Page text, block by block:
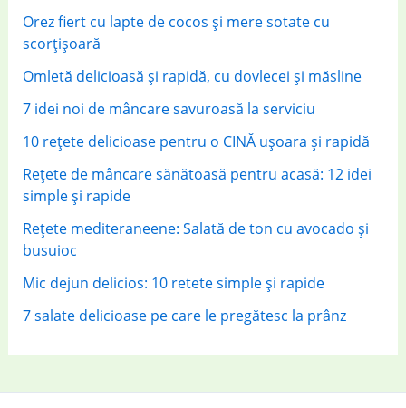
Orez fiert cu lapte de cocos și mere sotate cu
scorțișoară
Omletă delicioasă și rapidă, cu dovlecei și măsline
7 idei noi de mâncare savuroasă la serviciu
10 rețete delicioase pentru o CINĂ ușoara și rapidă
Rețete de mâncare sănătoasă pentru acasă: 12 idei
simple și rapide
Rețete mediteraneene: Salată de ton cu avocado și
busuioc
Mic dejun delicios: 10 retete simple și rapide
7 salate delicioase pe care le pregătesc la prânz